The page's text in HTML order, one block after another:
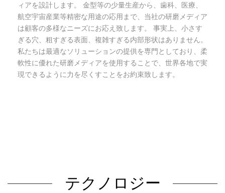
ィアを設計します。 金型等の少量生産から、歯科、医療、
航空宇宙産業等精密な用途の応用まで、当社の研磨メディア
は顧客の多様なニーズにお応え致します。 事実上、小さす
ぎる穴、粗すぎる表面、複雑すぎる内部形状はありません。
私たちは最適なソリューションの提供を専門としており、柔
軟性に優れた研磨メディアを使用することで、世界各地で実
現できるように力を尽くすことをお約束致します。
テクノロジー